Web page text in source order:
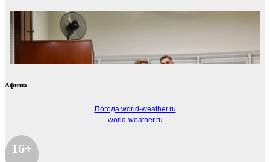
Афиша
Погода world-weather.ru
world-weather.ru
16+